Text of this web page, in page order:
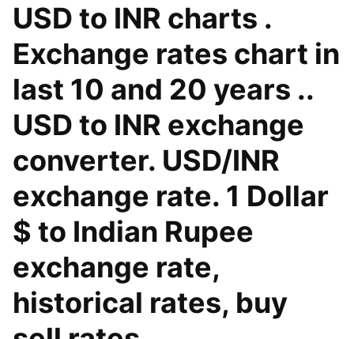
USD to INR charts .
Exchange rates chart in
last 10 and 20 years ..
USD to INR exchange
converter. USD/INR
exchange rate. 1 Dollar
$ to Indian Rupee
exchange rate,
historical rates, buy